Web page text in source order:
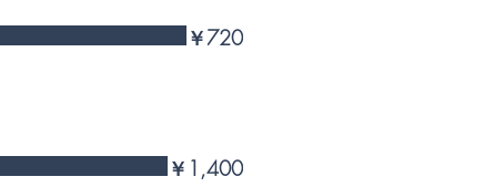
￥720
￥1,400